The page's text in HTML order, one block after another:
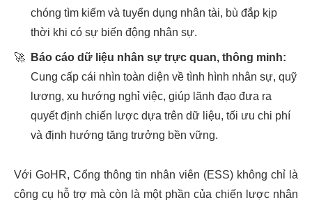
chóng tìm kiếm và tuyển dụng nhân tài, bù đắp kịp
thời khi có sự biến động nhân sự.
🚀
Báo cáo dữ liệu nhân sự trực quan, thông minh:
Cung cấp cái nhìn toàn diện về tình hình nhân sự, quỹ
lương, xu hướng nghỉ việc, giúp lãnh đạo đưa ra
quyết định chiến lược dựa trên dữ liệu, tối ưu chi phí
và định hướng tăng trưởng bền vững.
Với GoHR, Cổng thông tin nhân viên (ESS) không chỉ là
công cụ hỗ trợ mà còn là một phần của chiến lược nhân